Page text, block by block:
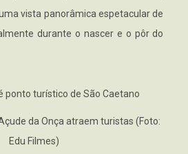
vista panorâmica espetacular de
durante o nascer e o pôr do
da Onça atraem turistas (Foto:
Edu Filmes)